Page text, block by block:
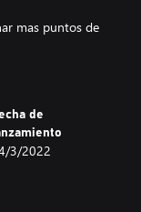
mas puntos de
investigacion y
de dias
de los
de
3/2022